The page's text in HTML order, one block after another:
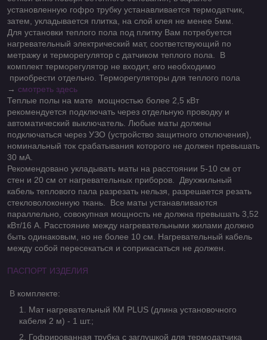
установленную гофро трубку устанавливается термодатчик,
затем, укладывается плитка, на слой клея не менее 5мм.
Для установки теплого пола под плитку Вам потребуется
нагревательный электрический мат, соответствующий по
метражу и терморегулятор с датчиком теплого пола. В
комплект терморегулятор не входит, его необходимо
приобрести отдельно. Терморегуляторы для теплого пола
→ смотреть здесь
Теплые полы на мате мощностью более 2,5 кВт
рекомендуется подключать через отдельную проводку и
автоматический выключатель. Любые маты должны
подключаться через УЗО (устройство защитного отключения),
номинальный ток срабатывания которого не должен превышать
30 мА.
Рекомендовано укладывать маты на расстоянии 5-10 см от
стен и 20 см от нагревательных приборов. Двухжильный
кабель теплового пала разрезать нельзя, разрешается резать
стекловолоконную ткань. Все маты устанавливаются
параллельно, совокупная мощность не должна превышать 3,52
кВт/16 А. Расстояние между нагревательными жилами должно
быть одинаковым, но не более 10 см. Нагревательный кабель
между собой пересекаться и соприкасаться не должен.
ПАСПОРТ ИЗДЕЛИЯ
В комплекте:
Мат нагревательный КМ PLUS (длина установочного
кабеля 2 м) - 1 шт.;
Гофрированная трубка с заглушкой для термодатчика